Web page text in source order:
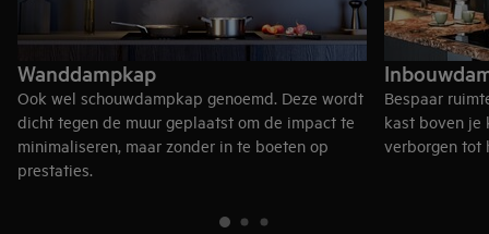
Wanddampkap
Ook wel schouwdampkap genoemd. Deze wordt
dicht tegen de muur geplaatst om de impact te
minimaliseren, maar zonder in te boeten op
prestaties.
Bespaar
kast boven
verborgen tot